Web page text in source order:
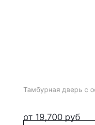
Тамбурная дверь с
от 19,700 руб